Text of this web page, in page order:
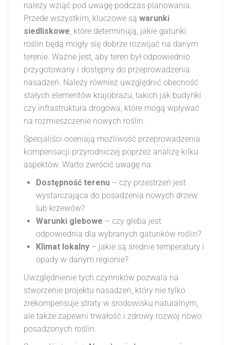
należy wziąć pod uwagę podczas planowania.
Przede wszystkim, kluczowe są warunki
siedliskowe, które determinują, jakie gatunki
roślin będą mogły się dobrze rozwijać na danym
terenie. Ważne jest, aby teren był odpowiednio
przygotowany i dostępny do przeprowadzenia
nasadzeń. Należy również uwzględnić obecność
stałych elementów krajobrazu, takich jak budynki
czy infrastruktura drogowa, które mogą wpływać
na rozmieszczenie nowych roślin.
Specjaliści oceniają możliwość przeprowadzenia
kompensacji przyrodniczej poprzez analizę kilku
aspektów. Warto zwrócić uwagę na:
Dostępność terenu – czy przestrzeń jest
wystarczająca do posadzenia nowych drzew
lub krzewów?
Warunki glebowe – czy gleba jest
odpowiednia dla wybranych gatunków roślin?
Klimat lokalny – jakie są średnie temperatury i
opady w danym regionie?
Uwzględnienie tych czynników pozwala na
stworzenie projektu nasadzeń, który nie tylko
zrekompensuje straty w środowisku naturalnym,
ale także zapewni trwałość i zdrowy rozwój nowo
posadzonych roślin.